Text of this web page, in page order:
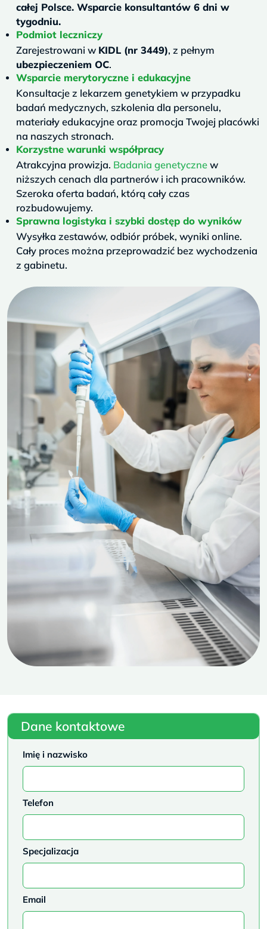
całej Polsce. Wsparcie konsultantów 6 dni w
tygodniu.
Podmiot leczniczy
Zarejestrowani w KIDL (nr 3449), z pełnym
ubezpieczeniem OC.
Wsparcie merytoryczne i edukacyjne
Konsultacje z lekarzem genetykiem w przypadku
badań medycznych, szkolenia dla personelu,
materiały edukacyjne oraz promocja Twojej placówki
na naszych stronach.
Korzystne warunki współpracy
Atrakcyjna prowizja. Badania genetycznew
niższych cenach dla partnerów i ich pracowników.
Szeroka oferta badań, którą cały czas
rozbudowujemy.
Sprawna logistyka i szybki dostęp do wyników
Wysyłka zestawów, odbiór próbek, wyniki online.
Cały proces można przeprowadzić bez wychodzenia
z gabinetu.
Dane kontaktowe
Imię i nazwisko
Telefon
Specjalizacja
Email